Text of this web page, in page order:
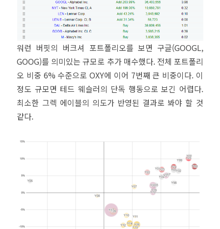
워런 버핏의 버크셔 포트폴리오를 보면 구글(GOOGL,
GOOG)를 의미있는 규모로 추가 매수했다. 전체 포트폴리
오 비중 6% 수준으로 OXY에 이어 7번째 큰 비중이다. 이
정도 규모면 테드 웨슬러의 단독 행동으로 보긴 어렵다.
최소한 그렉 에이블의 의도가 반영된 결과로 봐야 할 것
같다.